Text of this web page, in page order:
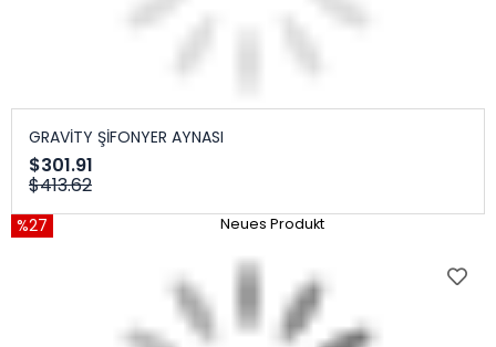
GRAVİTY ŞİFONYER AYNASI
$301.91
$413.62
%27 Neues Produkt